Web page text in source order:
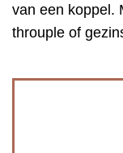
van een koppel.
throuple of